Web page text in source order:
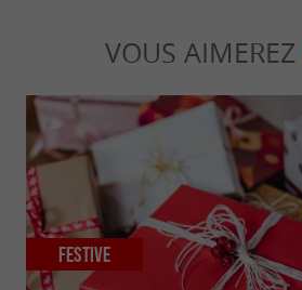
VOUS AIMEREZ
Festive